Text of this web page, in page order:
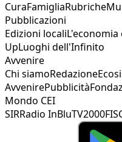
CuraFamigliaRubriche
Pubblicazioni
Edizioni localiL'economia
UpLuoghi dell'Infinito
Avvenire
Chi siamoRedazione
AvvenirePubblicità
Mondo CEI
SIRRadio InBluTV2000